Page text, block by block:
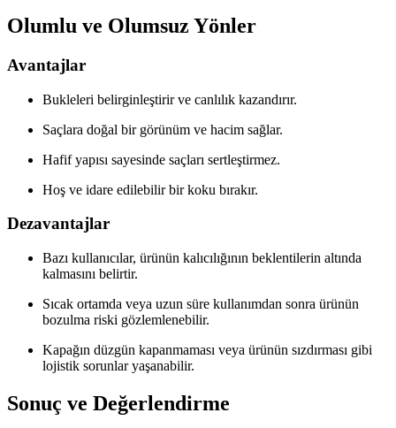
Olumlu ve Olumsuz Yönler
Avantajlar
Bukleleri belirginleştirir ve canlılık kazandırır.
Saçlara doğal bir görünüm ve hacim sağlar.
Hafif yapısı sayesinde saçları sertleştirmez.
Hoş ve idare edilebilir bir koku bırakır.
Dezavantajlar
Bazı kullanıcılar, ürünün kalıcılığının beklentilerin altında
kalmasını belirtir.
Sıcak ortamda veya uzun süre kullanımdan sonra ürünün
bozulma riski gözlemlenebilir.
Kapağın düzgün kapanmaması veya ürünün sızdırması gibi
lojistik sorunlar yaşanabilir.
Sonuç ve Değerlendirme